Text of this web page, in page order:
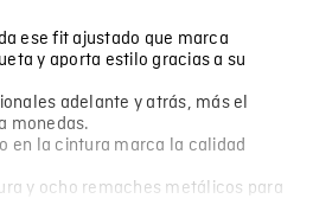
ese fit ajustado que marca
y aporta estilo gracias a su
adelante y atrás, más el
monedas.
en la cintura marca la calidad
y ocho remaches metálicos para